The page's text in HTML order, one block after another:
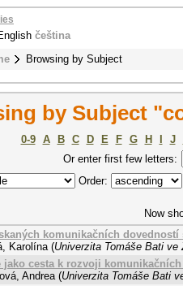
Browsing by Subject
čeština
by Subject
0-9 A B C D E F G H J
Or enter first few letters:
Order:
Now
komunikačních
Karolína (Univerzita Tomáše Bati ve
jako cesta k rozvoji
Andrea (Univerzita Tomáše Bati